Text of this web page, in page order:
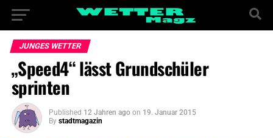
JUNGES WETTER
„Speed4“ lässt Grundschüler
sprinten
Published 12 Jahren ago on 19. Januar 2015
By stadtmagazin